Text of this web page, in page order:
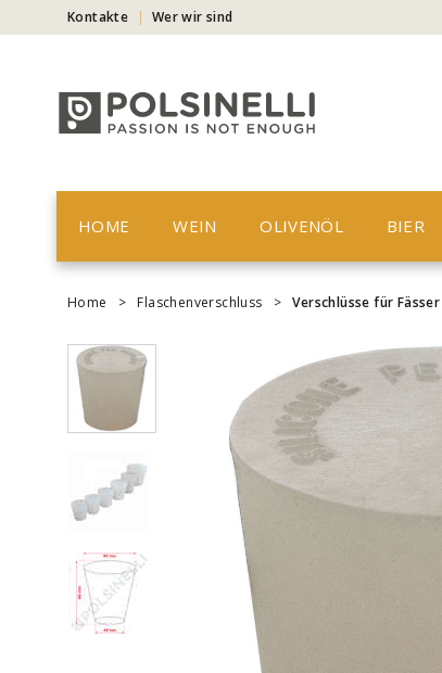
Kontakte Wer wir sind
HOME WEIN OLIVENÖL BIER
Home > Flaschenverschluss > Verschlüsse für